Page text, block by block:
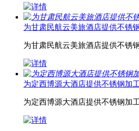
为甘肃民航云美旅酒店提供不锈
为甘肃民航云美旅酒店提供不锈
为定西博源大酒店提供不锈钢加
为定西博源大酒店提供不锈钢加